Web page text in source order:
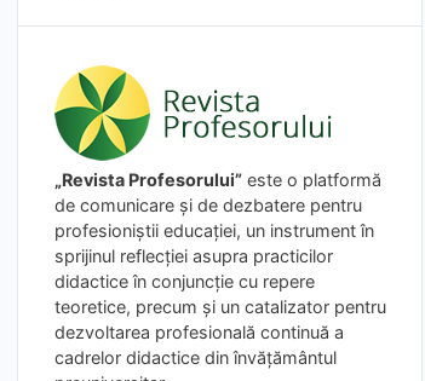
„Revista Profesorului” este o platformă
de comunicare și de dezbatere pentru
profesioniștii educației, un instrument în
sprijinul reflecției asupra practicilor
didactice în conjuncție cu repere
teoretice, precum și un catalizator pentru
dezvoltarea profesională continuă a
cadrelor didactice din învățământul